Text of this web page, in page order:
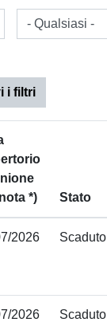
- Qualsiasi -
i filtri
*)
Stato
2026 Scaduto
2026 Scaduto